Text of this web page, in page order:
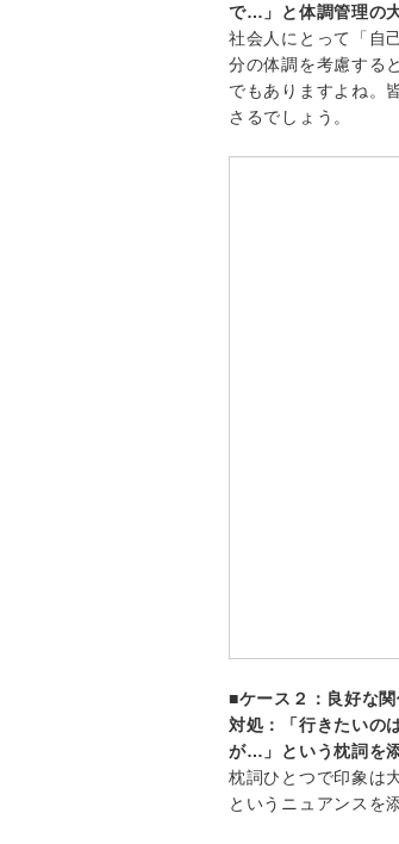
で…」と体調管理の
社会人にとって「自
分の体調を考慮する
でもありますよね。
さるでしょう。
■ケース２：良好な
対処：「行きたいの
が…」という枕詞を
枕詞ひとつで印象は
というニュアンスを